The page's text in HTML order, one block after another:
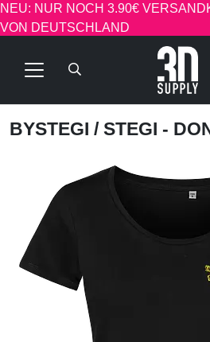
NEU: NUR NOCH 3.90€
VON DEUTSCHLAND
BYSTEGI / STEGI -